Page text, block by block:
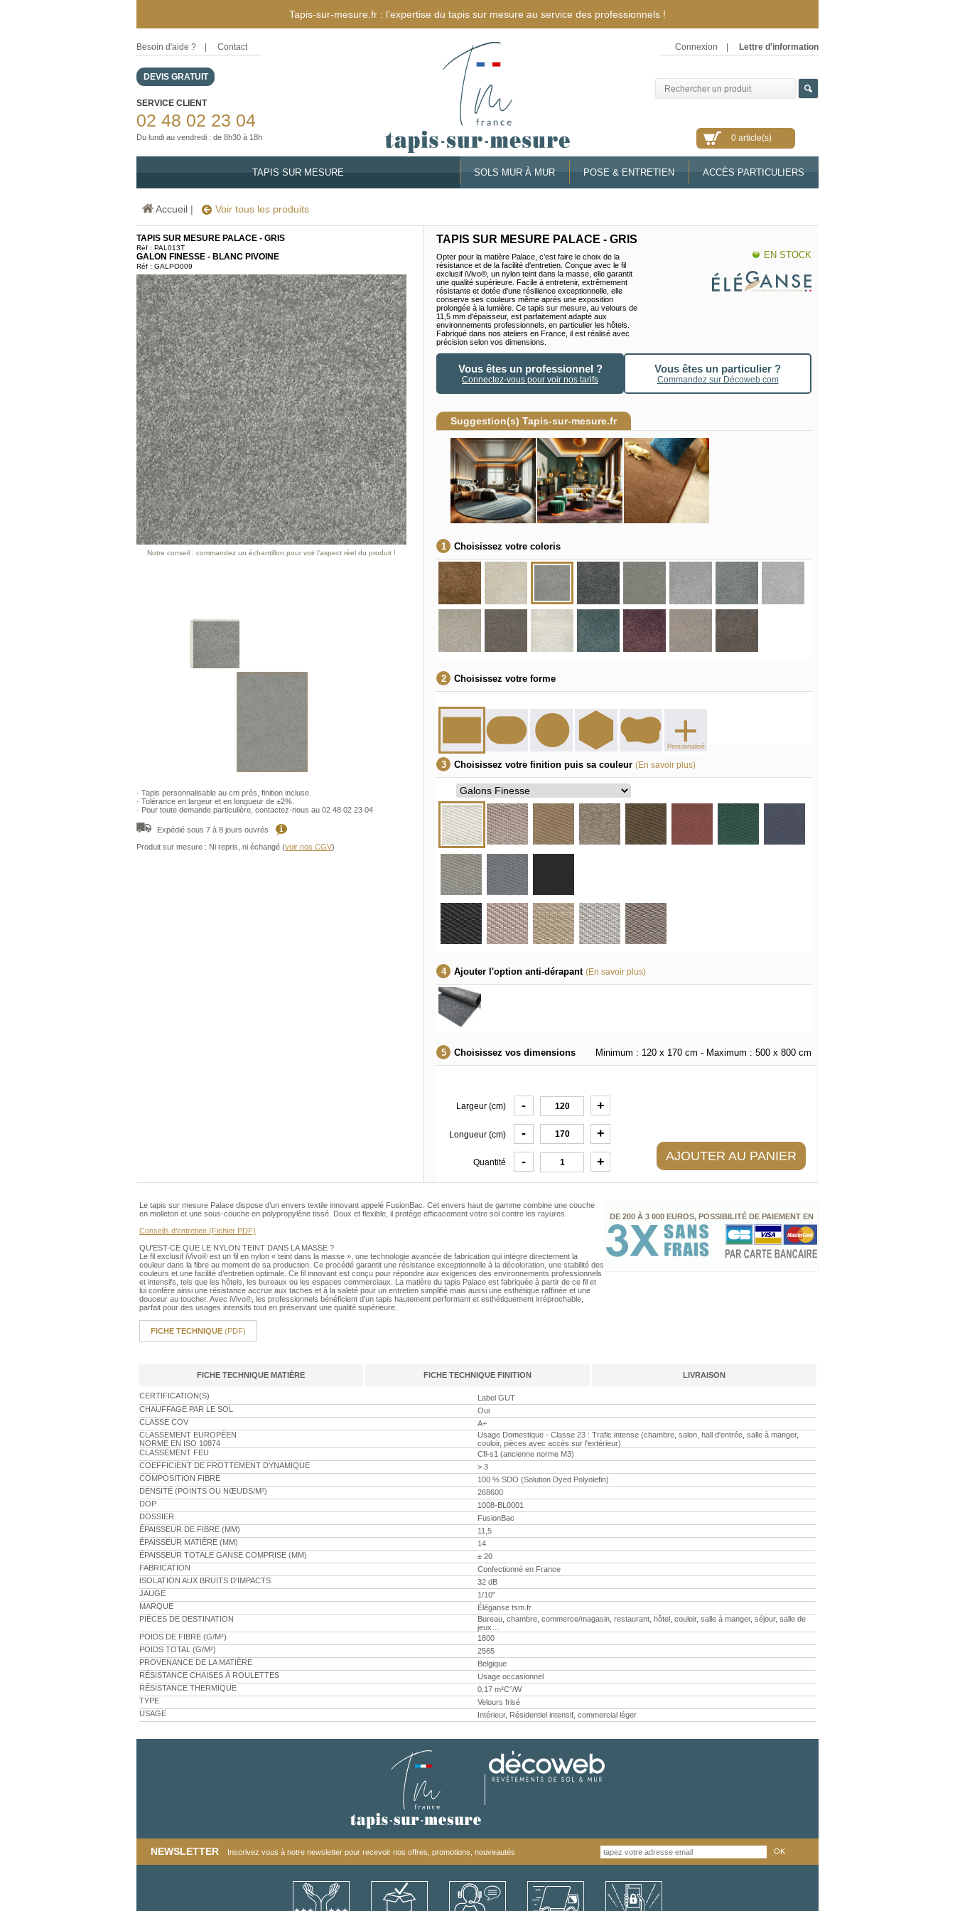
Tapis-sur-mesure.fr : l’expertise du tapis sur mesure au service des professionnels !
Besoin d'aide ? Contact
DEVIS GRATUIT
Connexion Lettre d'information
SERVICE CLIENT
02 48 02 23 04
Du lundi au vendredi : de 8h30 à 18h 0 article(s)
TAPIS SUR MESURE SOLS MUR À MUR POSE & ENTRETIEN ACCÈS PARTICULIERS
Accueil | Voir tous les produits
TAPIS SUR MESURE PALACE - GRIS
Réf : PAL013T
GALON FINESSE - BLANC PIVOINE
Réf : GALPO009
Notre conseil : commandez un échantillon pour voir l’aspect réel du produit !
· Tapis personnalisable au cm près, finition incluse.
· Tolérance en largeur et en longueur de ±2%.
· Pour toute demande particulière, contactez-nous au 02 48 02 23 04
Expédié sous 7 à 8 jours ouvrés
Produit sur mesure : Ni repris, ni échangé (voir nos CGV)
TAPIS SUR MESURE PALACE - GRIS
Opter pour la matière Palace, c’est faire le choix de la
résistance et de la facilité d'entretien. Conçue avec le fil
exclusif iVivo®, un nylon teint dans la masse, elle garantit
une qualité supérieure. Facile à entretenir, extrêmement
résistante et dotée d'une résilience exceptionnelle, elle
conserve ses couleurs même après une exposition
prolongée à la lumière. Ce tapis sur mesure, au velours de
11,5 mm d'épaisseur, est parfaitement adapté aux
environnements professionnels, en particulier les hôtels.
Fabriqué dans nos ateliers en France, il est réalisé avec
précision selon vos dimensions.
EN STOCK
Vous êtes un professionnel ?
Connectez-vous pour voir nos tarifs
Vous êtes un particulier ?
Commandez sur Décoweb.com
Suggestion(s) Tapis-sur-mesure.fr
Choisissez votre coloris
Choisissez votre forme
+
Personnalisé
Choisissez votre finition puis sa couleur (En savoir plus)
Ajouter l'option anti-dérapant (En savoir plus)
Choisissez vos dimensions Minimum : 120 x 170 cm - Maximum : 500 x 800 cm
Largeur (cm) - +
Longueur (cm) - +
Quantité - + AJOUTER AU PANIER
Le tapis sur mesure Palace dispose d’un envers textile innovant appelé FusionBac. Cet envers haut de gamme combine une couche
en molleton et une sous-couche en polypropylène tissé. Doux et flexible, il protège efficacement votre sol contre les rayures.
Conseils d’entretien (Fichier PDF)
QU'EST-CE QUE LE NYLON TEINT DANS LA MASSE ?
Le fil exclusif iVivo® est un fil en nylon « teint dans la masse », une technologie avancée de fabrication qui intègre directement la
couleur dans la fibre au moment de sa production. Ce procédé garantit une résistance exceptionnelle à la décoloration, une stabilité des
couleurs et une facilité d’entretien optimale. Ce fil innovant est conçu pour répondre aux exigences des environnements professionnels
et intensifs, tels que les hôtels, les bureaux ou les espaces commerciaux. La matière du tapis Palace est fabriquée à partir de ce fil et
lui confère ainsi une résistance accrue aux taches et à la saleté pour un entretien simplifié mais aussi une esthétique raffinée et une
douceur au toucher. Avec iVivo®, les professionnels bénéficient d’un tapis hautement performant et esthétiquement irréprochable,
parfait pour des usages intensifs tout en préservant une qualité supérieure.
FICHE TECHNIQUE (PDF)
DE 200 À 3 000 EUROS, POSSIBILITÉ DE PAIEMENT EN
FICHE TECHNIQUE MATIÈRE FICHE TECHNIQUE FINITION LIVRAISON
CERTIFICATION(S)
Label GUT
CHAUFFAGE PAR LE SOL
Oui
CLASSE COV
A+
CLASSEMENT EUROPÉEN
NORME EN ISO 10874
Usage Domestique - Classe 23 : Trafic intense (chambre, salon, hall d'entrée, salle à manger,
couloir, pièces avec accès sur l'extérieur)
CLASSEMENT FEU
Cfl-s1 (ancienne norme M3)
COEFFICIENT DE FROTTEMENT DYNAMIQUE
> 3
COMPOSITION FIBRE
100 % SDO (Solution Dyed Polyolefin)
DENSITÉ (POINTS OU NŒUDS/M²)
268600
DOP
1008-BL0001
DOSSIER
FusionBac
ÉPAISSEUR DE FIBRE (MM)
11,5
ÉPAISSEUR MATIÈRE (MM)
14
ÉPAISSEUR TOTALE GANSE COMPRISE (MM)
± 20
FABRICATION
Confectionné en France
ISOLATION AUX BRUITS D'IMPACTS
32 dB
JAUGE
1/10"
MARQUE
Éléganse tsm.fr
PIÈCES DE DESTINATION
Bureau, chambre, commerce/magasin, restaurant, hôtel, couloir, salle à manger, séjour, salle de
jeux…
POIDS DE FIBRE (G/M²)
1800
POIDS TOTAL (G/M²)
2565
PROVENANCE DE LA MATIÈRE
Belgique
RÉSISTANCE CHAISES À ROULETTES
Usage occasionnel
RÉSISTANCE THERMIQUE
0,17 m²C°/W
TYPE
Velours frisé
USAGE
Intérieur, Résidentiel intensif, commercial léger
NEWSLETTER Inscrivez vous à notre newsletter pour recevoir nos offres, promotions, nouveautés OK